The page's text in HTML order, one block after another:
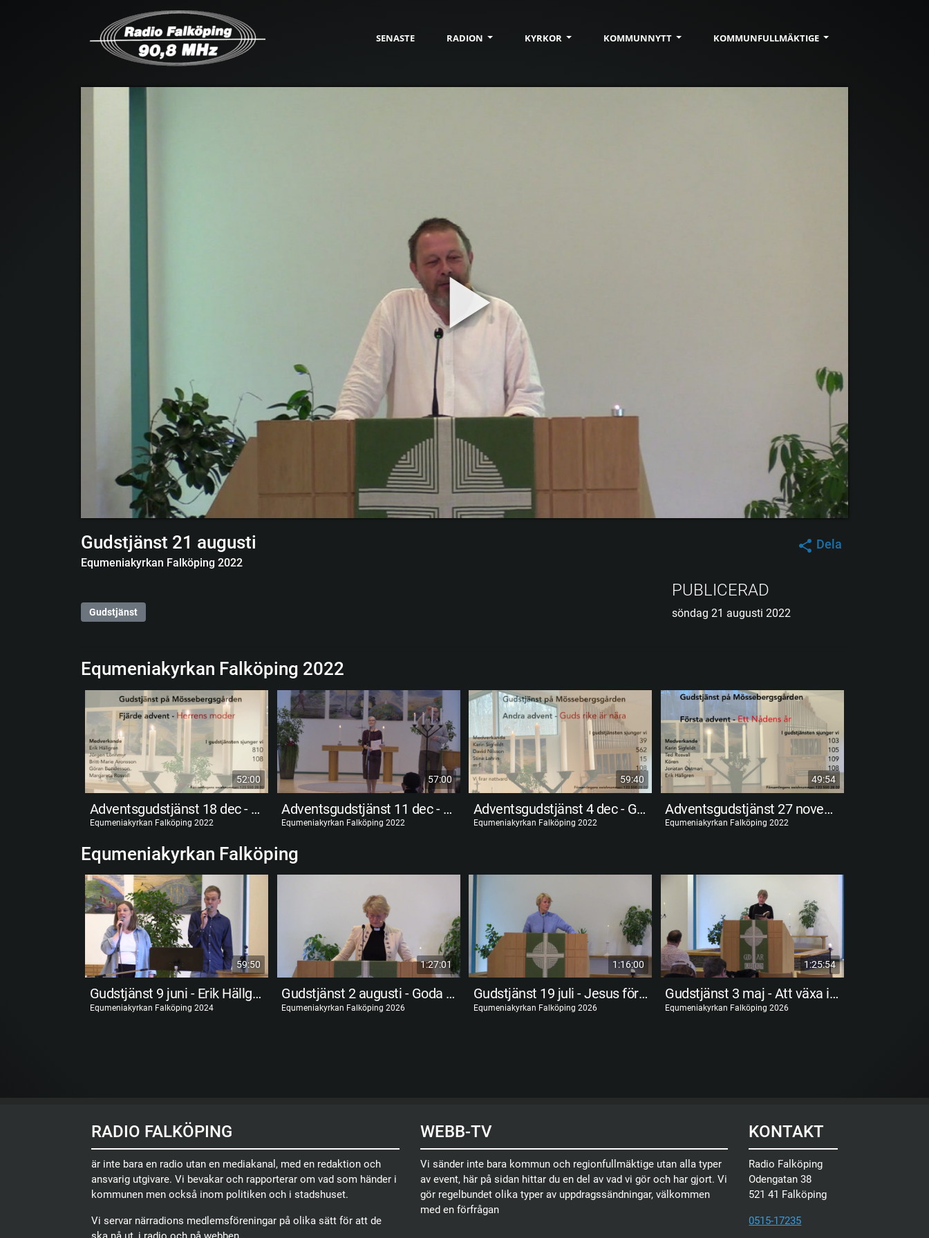
SENASTE RADION KYRKOR KOMMUNNYTT KOMMUNFULLMÄKTIGE
Dela
Gudstjänst 21 augusti
Equmeniakyrkan Falköping 2022
Gudstjänst
PUBLICERAD
söndag 21 augusti 2022
Equmeniakyrkan Falköping 2022
52:00
Adventsgudstjänst 18 dec - Herrens moder
Equmeniakyrkan Falköping 2022
57:00
Adventsgudstjänst 11 dec - Bana väg för Herren
Equmeniakyrkan Falköping 2022
59:40
Adventsgudstjänst 4 dec - Guds rike är nära
Equmeniakyrkan Falköping 2022
49:54
Adventsgudstjänst 27 november - Ett nådens år
Equmeniakyrkan Falköping 2022
Equmeniakyrkan Falköping
59:50
Gudstjänst 9 juni - Erik Hällgren
Equmeniakyrkan Falköping 2024
1:27:01
Gudstjänst 2 augusti - Goda förvaltare
Equmeniakyrkan Falköping 2026
1:16:00
Gudstjänst 19 juli - Jesus förhärligad
Equmeniakyrkan Falköping 2026
1:25:54
Gudstjänst 3 maj - Att växa i tro
Equmeniakyrkan Falköping 2026
RADIO FALKÖPING
är inte bara en radio utan en mediakanal, med en redaktion och
ansvarig utgivare. Vi bevakar och rapporterar om vad som händer i
kommunen men också inom politiken och i stadshuset.
Vi servar närradions medlemsföreningar på olika sätt för att de
WEBB-TV
Vi sänder inte bara kommun och regionfullmäktige utan alla typer
av event, här på sidan hittar du en del av vad vi gör och har gjort. Vi
gör regelbundet olika typer av uppdragssändningar, välkommen
med en förfrågan
KONTAKT
Radio Falköping
Odengatan 38
521 41 Falköping
0515-17235